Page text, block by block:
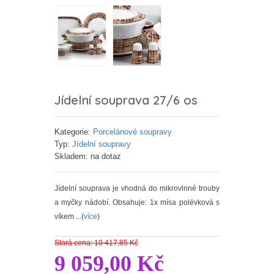
Jídelní souprava 27/6 os
Kategorie: Porcelánové soupravy
Typ: Jídelní soupravy
Skladem: na dotaz
Jídelní souprava je vhodná do mikrovlnné trouby
a myčky nádobí. Obsahuje: 1x mísa polévková s
víkem ...(více)
Stará cena: 10 417,85 Kč
9 059,00 Kč